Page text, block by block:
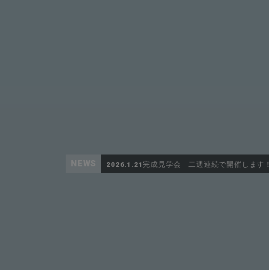
NEWS 2026.1.21 完成見学会 二週連続で開催します！